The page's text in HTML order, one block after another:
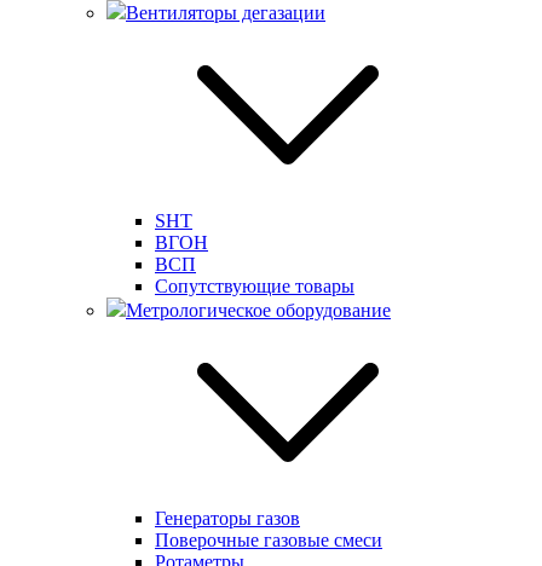
Вентиляторы дегазации
SHT
ВГОН
ВСП
Сопутствующие товары
Метрологическое оборудование
Генераторы газов
Поверочные газовые смеси
Ротаметры